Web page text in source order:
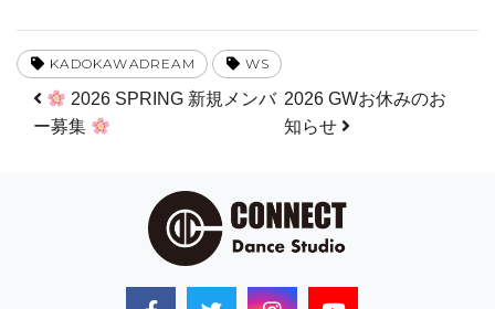
KADOKAWADREAM WS
投稿ナビゲーション
2026 SPRING 新規メンバ
ー募集
2026 GWお休みのお
知らせ